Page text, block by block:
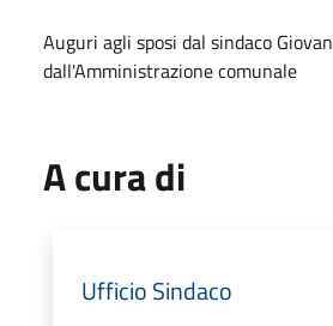
Auguri agli sposi dal sindaco
dall'Amministrazione comunale
A cura di
Ufficio Sindaco